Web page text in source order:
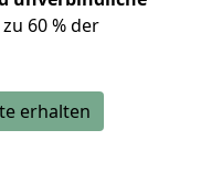
60 % der
erhalten